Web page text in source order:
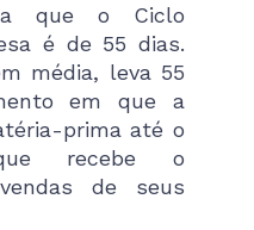
que o Ciclo
é de 55 dias.
média, leva 55
em que a
prima até o
recebe o
de seus